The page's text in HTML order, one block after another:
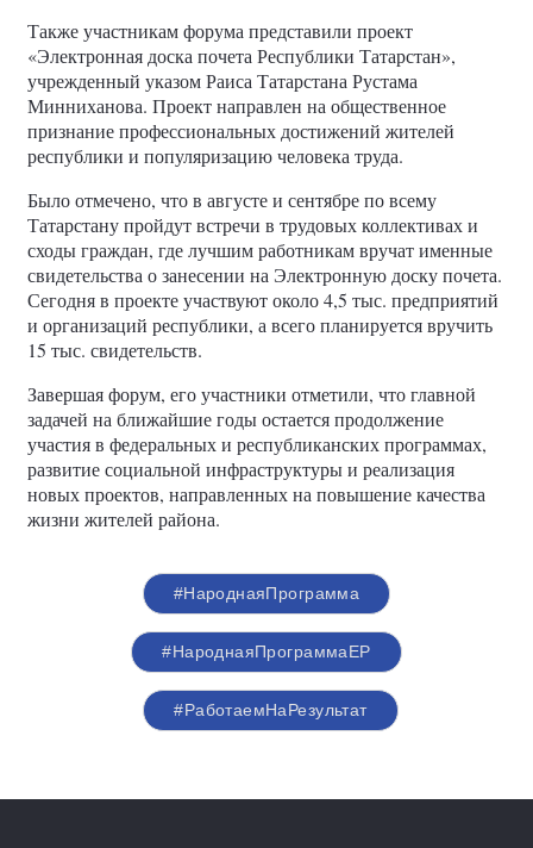
Также участникам форума представили проект
«Электронная доска почета Республики Татарстан»,
учрежденный указом Раиса Татарстана Рустама
Минниханова. Проект направлен на общественное
признание профессиональных достижений жителей
республики и популяризацию человека труда.
Было отмечено, что в августе и сентябре по всему
Татарстану пройдут встречи в трудовых коллективах и
сходы граждан, где лучшим работникам вручат именные
свидетельства о занесении на Электронную доску почета.
Сегодня в проекте участвуют около 4,5 тыс. предприятий
и организаций республики, а всего планируется вручить
15 тыс. свидетельств.
Завершая форум, его участники отметили, что главной
задачей на ближайшие годы остается продолжение
участия в федеральных и республиканских программах,
развитие социальной инфраструктуры и реализация
новых проектов, направленных на повышение качества
жизни жителей района.
#НароднаяПрограмма
#НароднаяПрограммаЕР
#РаботаемНаРезультат